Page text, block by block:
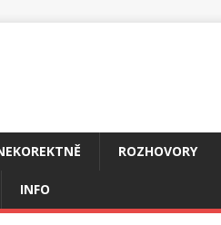
ROZHOVORY
INFO